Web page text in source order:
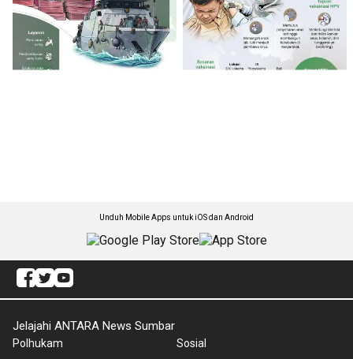
Unduh Mobile Apps untuk iOS dan Android
Jelajahi ANTARA News Sumbar
Polhukam
Sosial